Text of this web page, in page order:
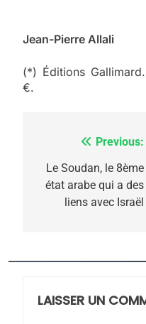
Jean-Pierre Allali
(*) Éditions
€.
Navigation
de
l’article
Previous:
Le Soudan, le 8ème
état arabe qui a des
liens avec Israël
LAISSER UN